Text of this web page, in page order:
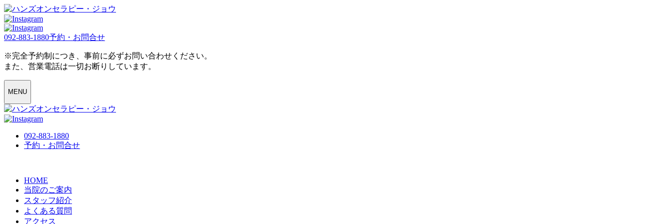
092-883-1880予約・お問合せ
※完全予約制につき、事前に必ずお問い合わせください。
また、営業電話は一切お断りしています。
MENU
092-883-1880
予約・お問合せ
HOME
当院のご案内
スタッフ紹介
よくある質問
アクセス